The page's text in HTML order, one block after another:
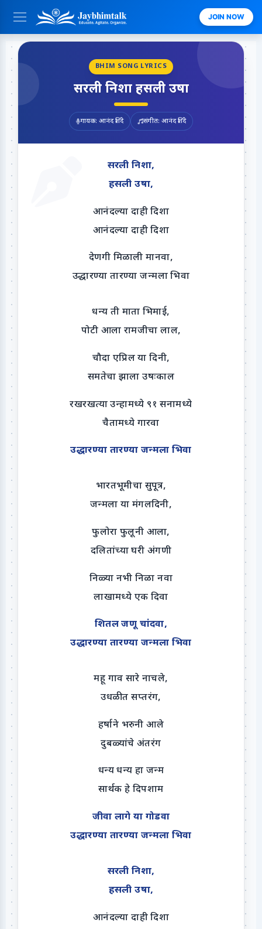
BHIM SONG LYRICS
सरली निशा हसली उषा
गायक: आनंद शिंदे संगीत: आनंद शिंदे
सरली निशा,
हसली उषा,
आनंदल्या दाही दिशा
आनंदल्या दाही दिशा
देणगी मिळाली मानवा,
उद्धारण्या तारण्या जन्मला भिवा
धन्य ती माता भिमाई,
पोटी आला रामजीचा लाल,
चौदा एप्रिल या दिनी,
समतेचा झाला उषःकाल
रखरखत्या उन्हामध्ये ९१ सनामध्ये
चैतामध्ये गारवा
उद्धारण्या तारण्या जन्मला भिवा
भारतभूमीचा सुपूत्र,
जन्मला या मंगलदिनी,
फुलोरा फुलूनी आला,
दलितांच्या घरी अंगणी
निळ्या नभी निळा नवा
लाखामध्ये एक दिवा
शितल जणू चांदवा,
उद्धारण्या तारण्या जन्मला भिवा
महू गाव सारे नाचले,
उधळीत सप्तरंग,
हर्षाने भरुनी आले
दुबळ्यांचे अंतरंग
धन्य धन्य हा जन्म
सार्थक हे दिपशाम
जीवा लागे या गोडवा
उद्धारण्या तारण्या जन्मला भिवा
सरली निशा,
हसली उषा,
आनंदल्या दाही दिशा
JOIN NOW